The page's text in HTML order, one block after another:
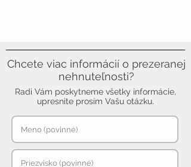
Chcete viac informácií o prezeranej
nehnuteľnosti?
Radi Vám poskytneme všetky informácie,
upresnite prosím Vašu otázku.